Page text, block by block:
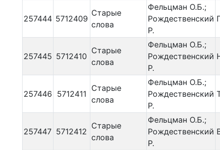
257444 5712409
Старые
слова
Фельцман О.Б.;
Рождественский
Р.
257445 5712410
Старые
слова
Фельцман О.Б.;
Рождественский
Р.
257446 5712411
Старые
слова
Фельцман О.Б.;
Рождественский
Р.
257447 5712412
Старые
слова
Фельцман О.Б.;
Рождественский
Р.